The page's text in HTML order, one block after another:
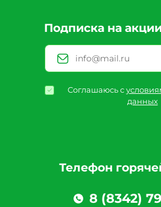
Телефон
8 (8342)
Подписка на
Соглашаюсь с
данных